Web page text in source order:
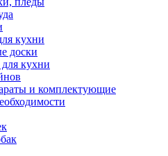
кухни
доски
кухни
и комплектующие